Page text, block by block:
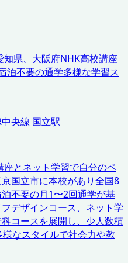
知県、大阪府NHK高校講座
泊不要の通学多様な学習ス
中央線 国立駅
とネット学習で自分のペ
国立市に本校があり全国8
不要の月1〜2回通学が基
デザインコース、ネット学
コースを展開し、少人数積
なスタイルで社会力や教